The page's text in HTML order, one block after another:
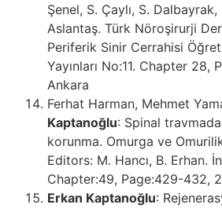
Şenel, S. Çaylı, S.
Aslantaş. Türk Nöroşirurji
Periferik Sinir Cerrahisi
Yayınları No:11. Chapter 28,
Ankara
Ferhat Harman, Mehmet
Kaptanoğlu: Spinal
korunma. Omurga ve
Editors: M. Hancı, B. Erhan.
Chapter:49, Page:429-432,
Erkan Kaptanoğlu: